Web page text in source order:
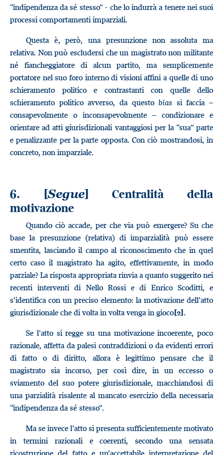
“indipendenza da sé stesso” - che lo indurrà a tenere nei suoi
processi comportamenti imparziali.
Questa è, però, una presunzione non assoluta ma
relativa. Non può escludersi che un magistrato non militante
né fiancheggiatore di alcun partito, ma semplicemente
portatore nel suo foro interno di visioni affini a quelle di uno
schieramento politico e contrastanti con quelle dello
schieramento politico avverso, da questobias si faccia –
consapevolmente o inconsapevolmente – condizionare e
orientare ad atti giurisdizionali vantaggiosi per la “sua” parte
e penalizzante per la parte opposta. Con ciò mostrandosi, in
concreto, non imparziale.
6. [Segue] Centralità della
motivazione
Quando ciò accade, per che via può emergere? Su che
base la presunzione (relativa) di imparzialità può essere
smentita, lasciando il campo al riconoscimento che in quel
certo caso il magistrato ha agito, effettivamente, in modo
parziale? La risposta appropriata rinvia a quanto suggerito nei
recenti interventi di Nello Rossi e di Enrico Scoditti, e
s’identifica con un preciso elemento: la motivazione dell’atto
giurisdizionale che di volta in volta venga in gioco[2].
Se l’atto si regge su una motivazione incoerente, poco
razionale, affetta da palesi contraddizioni o da evidenti errori
di fatto o di diritto, allora è legittimo pensare che il
magistrato sia incorso, per così dire, in un eccesso o
sviamento del suo potere giurisdizionale, macchiandosi di
una parzialità risalente al mancato esercizio della necessaria
“indipendenza da sé stesso”.
Ma se invece l’atto si presenta sufficientemente motivato
in termini razionali e coerenti, secondo una sensata
ricostruzione del fatto e un’accettabile interpretazione del